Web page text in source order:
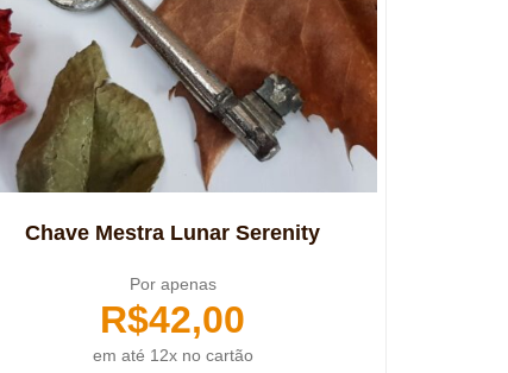
Chave Mestra Lunar Serenity
Por apenas
R$42,00
em até 12x no cartão